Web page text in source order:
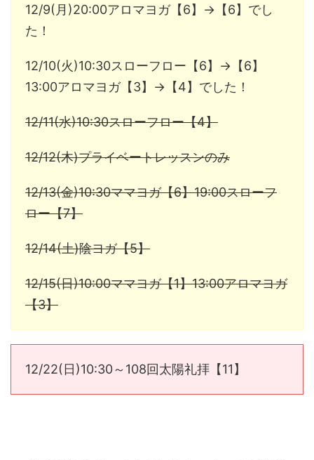
12/9(月)20:00アロマヨガ【6】→【6】でし
た！
12/10(火)10:30スローフロー【6】→【6】
13:00アロマヨガ【3】→【4】でした！
12/11(水)10:30スローフロー【4】
12/12(木)プライベートレッスンのみ
12/13(金)10:30ママヨガ【6】19:00スローフ
ロー【7】
12/14(土)陰ヨガ【5】
12/15(日)10:00ママヨガ【1】13:00アロマヨガ
【3】
12/22(日)10:30～108回太陽礼拝【11】